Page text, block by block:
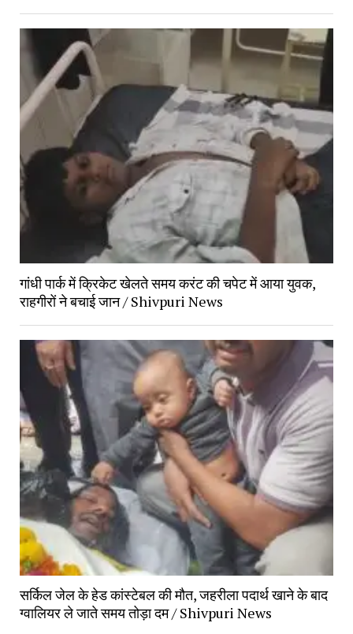
गांधी पार्क में क्रिकेट खेलते समय करंट की चपेट में आया युवक,
राहगीरों ने बचाई जान / Shivpuri News
सर्किल जेल के हेड कांस्टेबल की मौत, जहरीला पदार्थ खाने के बाद
ग्वालियर ले जाते समय तोड़ा दम / Shivpuri News